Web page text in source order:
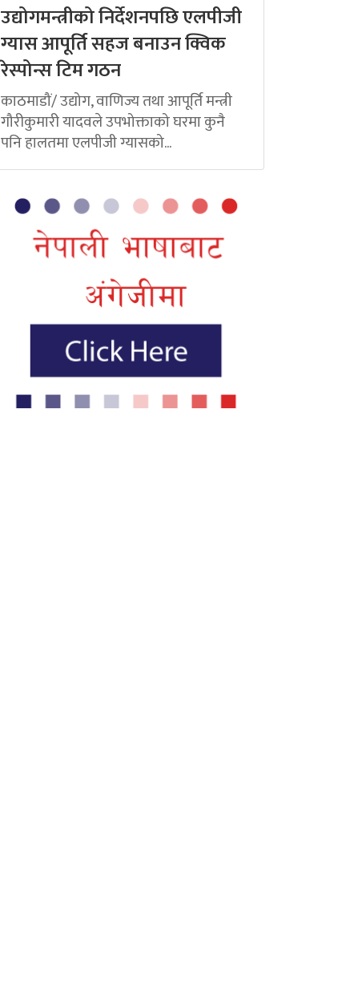
उद्योगमन्त्रीको निर्देशनपछि एलपीजी
ग्यास आपूर्ति सहज बनाउन क्विक
रेस्पोन्स टिम गठन
काठमाडौं/ उद्योग, वाणिज्य तथा आपूर्ति मन्त्री
गौरीकुमारी यादवले उपभोक्ताको घरमा कुनै
पनि हालतमा एलपीजी ग्यासको...